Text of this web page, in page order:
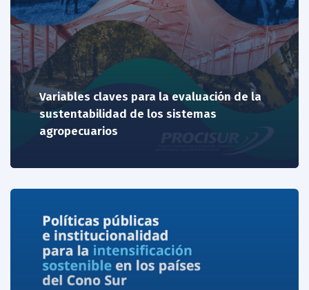
Variables claves para la evaluación de la
sustentabilidad de los sistemas
agropecuarios